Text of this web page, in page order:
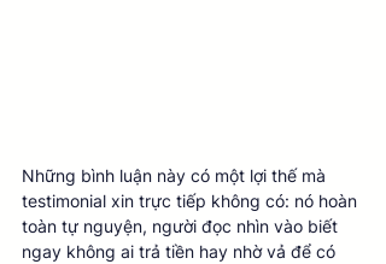
Những bình luận này có một lợi thế mà
testimonial xin trực tiếp không có: nó hoàn
toàn tự nguyện, người đọc nhìn vào biết
ngay không ai trả tiền hay nhờ vả để có